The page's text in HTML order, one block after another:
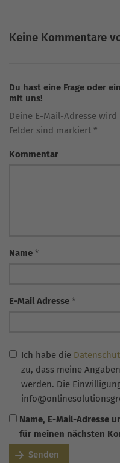
Keine Kommentare
Du hast eine Frage oder
mit uns!
Deine E-Mail-Adresse
Felder sind markiert *
Kommentar
Name *
E-Mail Adresse *
Ich habe die
zu, dass meine
werden. Die
Name, E-Mail-Adresse
für meinen nächsten
Senden